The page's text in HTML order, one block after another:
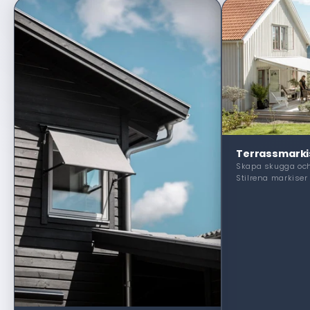
Skapa skugga
Stilrena